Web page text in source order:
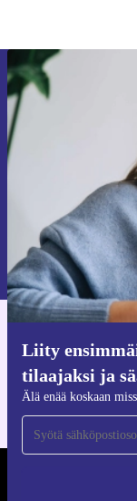
Liity
tilaajaksi ja
Älä enää koskaan
Lisätietoja